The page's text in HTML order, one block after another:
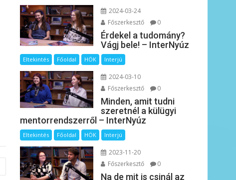
2024-03-24
Főszerkesztő
0
Érdekel a tudomány?
Vágj bele! – InterNyúz
Eltekintés Főoldal HÖK Interjú
2024-03-10
Főszerkesztő
0
Minden, amit tudni
szeretnél a külügyi
mentorrendszerről – InterNyúz
Eltekintés Főoldal HÖK Interjú
2023-11-20
Főszerkesztő
0
Na de mit is csinál az